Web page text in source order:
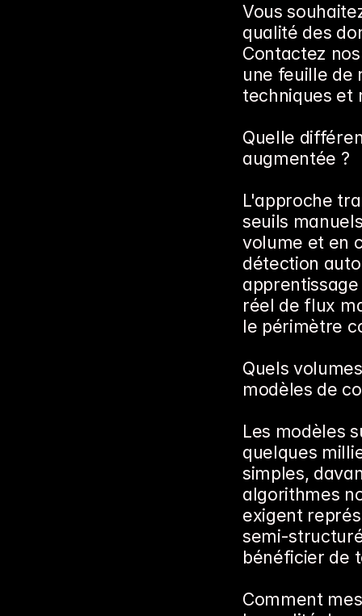
Vous
qualité des
Contactez
une feuille de
techniques et
Quelle
augmentée ?
L'approche
seuils
volume et en
détection
réel de flux
le périmètre
Quels
modèles de
Les modèles
quelques
simples,
algorithmes
exigent
semi-
bénéficier de
Comment